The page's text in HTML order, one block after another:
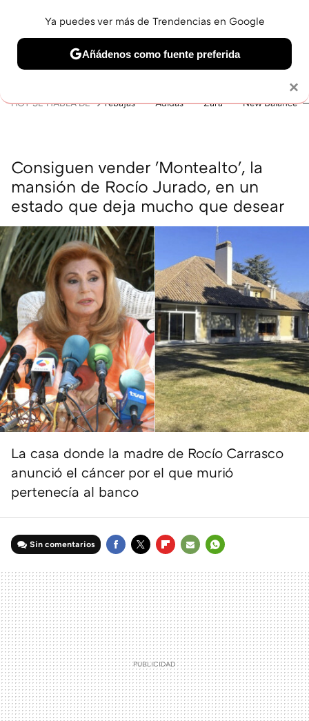
BELLEZA SHOPPING VIAJES GASTRO SNEAKERS
HOY SE HABLA DE rebajas Adidas Zara New Balance
Consiguen vender 'Montealto', la
mansión de Rocío Jurado, en un
estado que deja mucho que desear
La casa donde la madre de Rocío Carrasco
anunció el cáncer por el que murió
pertenecía al banco
Sin comentarios
MAIL
×
Ya puedes ver más de Trendencias en Google
Añádenos como fuente preferida